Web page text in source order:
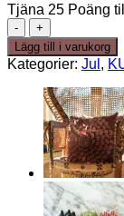
Tjäna 25 Poäng
KUDDFODRAL
Cilla
RÖD
mängd
Lägg till i varukorg
Kategorier: Jul ,